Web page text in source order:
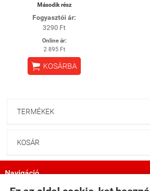
Második rész
Fogyasztói ár:
3290 Ft
Online ár:
2 895 Ft
 KOSÁRBA
TERMÉKEK
KOSÁR
Navigáció